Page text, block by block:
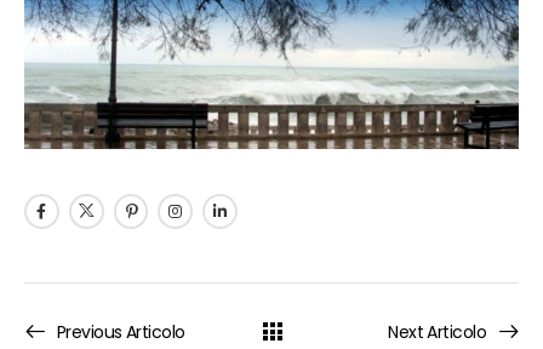
Previous Articolo Next Articolo